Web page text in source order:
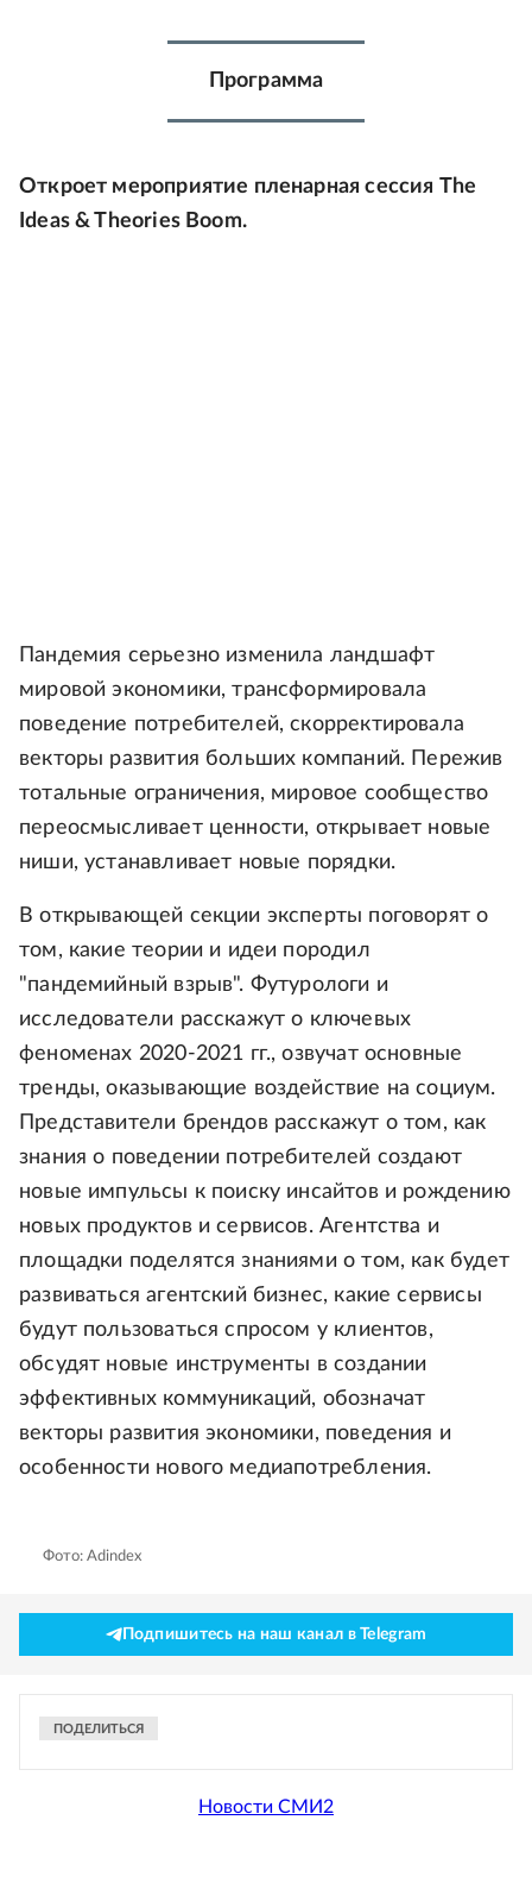
Программа
Откроет мероприятие пленарная сессия The
Ideas & Theories Boom.
Пандемия серьезно изменила ландшафт
мировой экономики, трансформировала
поведение потребителей, скорректировала
векторы развития больших компаний. Пережив
тотальные ограничения, мировое сообщество
переосмысливает ценности, открывает новые
ниши, устанавливает новые порядки.
В открывающей секции эксперты поговорят о
том, какие теории и идеи породил
"пандемийный взрыв". Футурологи и
исследователи расскажут о ключевых
феноменах 2020-2021 гг., озвучат основные
тренды, оказывающие воздействие на социум.
Представители брендов расскажут о том, как
знания о поведении потребителей создают
новые импульсы к поиску инсайтов и рождению
новых продуктов и сервисов. Агентства и
площадки поделятся знаниями о том, как будет
развиваться агентский бизнес, какие сервисы
будут пользоваться спросом у клиентов,
обсудят новые инструменты в создании
эффективных коммуникаций, обозначат
векторы развития экономики, поведения и
особенности нового медиапотребления.
Фото: Adindex
Подпишитесь на наш канал в Telegram
ПОДЕЛИТЬСЯ
Новости СМИ2